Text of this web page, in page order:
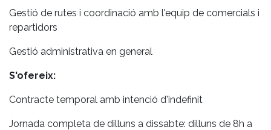
Gestió de rutes i coordinació amb l'equip de comercials i
repartidors
Gestió administrativa en general
S'ofereix:
Contracte temporal amb intenció d'indefinit
Jornada completa de dilluns a dissabte: dilluns de 8h a